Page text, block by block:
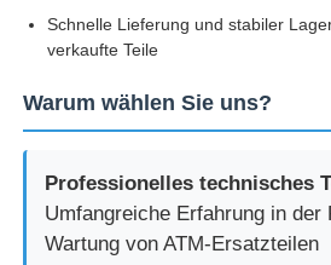
Schnelle Lieferung und stabiler
verkaufte Teile
Warum wählen Sie uns?
Professionelles technisches
Umfangreiche Erfahrung in der
Wartung von ATM-Ersatzteilen